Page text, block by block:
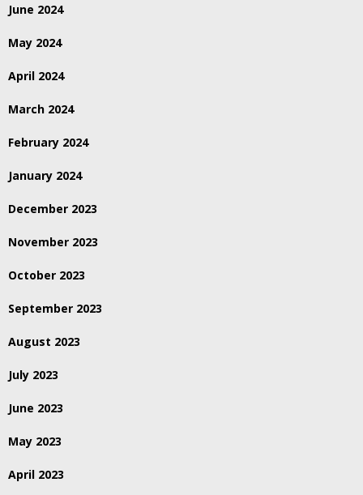
June 2024
May 2024
April 2024
March 2024
February 2024
January 2024
December 2023
November 2023
October 2023
September 2023
August 2023
July 2023
June 2023
May 2023
April 2023